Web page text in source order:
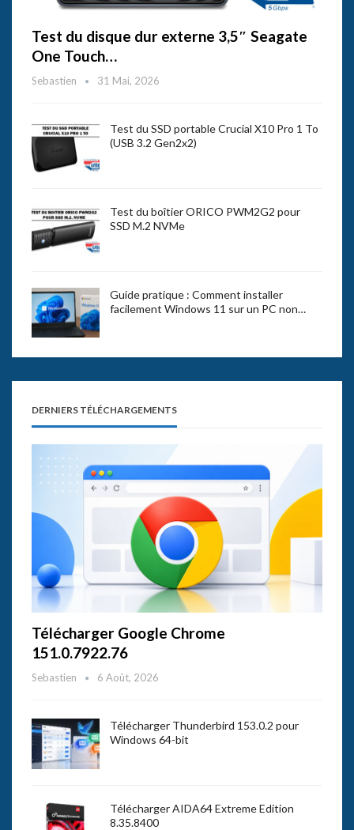
Test du disque dur externe 3,5″ Seagate
One Touch…
Sebastien 31 Mai, 2026
Test du SSD portable Crucial X10 Pro 1 To
(USB 3.2 Gen2x2)
Test du boîtier ORICO PWM2G2 pour
SSD M.2 NVMe
Guide pratique : Comment installer
facilement Windows 11 sur un PC non…
DERNIERS TÉLÉCHARGEMENTS
Télécharger Google Chrome
151.0.7922.76
Sebastien 6 Août, 2026
Télécharger Thunderbird 153.0.2 pour
Windows 64-bit
Télécharger AIDA64 Extreme Edition
8.35.8400